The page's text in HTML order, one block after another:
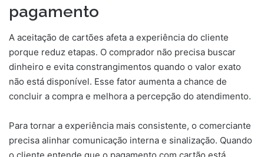
pagamento
A aceitação de cartões afeta a experiência do cliente
porque reduz etapas. O comprador não precisa buscar
dinheiro e evita constrangimentos quando o valor exato
não está disponível. Esse fator aumenta a chance de
concluir a compra e melhora a percepção do atendimento.
Para tornar a experiência mais consistente, o comerciante
precisa alinhar comunicação interna e sinalização. Quando